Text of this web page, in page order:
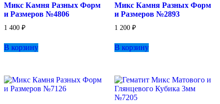
Микс Камня Разных Форм
и Размеров №4806
1 400 ₽
В корзину
Микс Камня Разных Форм
и Размеров №2893
1 200 ₽
В корзину